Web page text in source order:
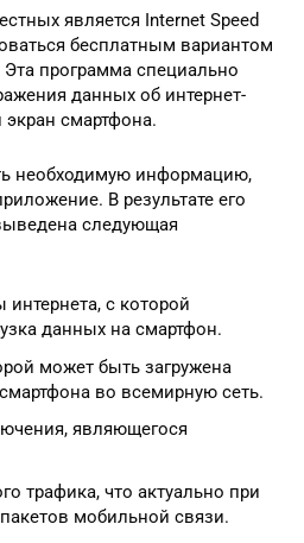
является Internet Speed
бесплатным вариантом
Эта программа специально
данных об интернет-
смартфона.
необходимую информацию,
В результате его
следующая
интернета, с которой
данных на смартфон.
может быть загружена
во всемирную сеть.
являющегося
трафика, что актуально при
мобильной связи.